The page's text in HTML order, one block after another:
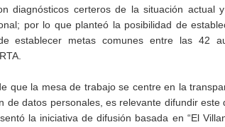
diagnósticos certeros de la situación
por lo que planteó la posibilidad de
establecer metas comunes entre las 42
que la mesa de trabajo se centre en la
de datos personales, es relevante difundir
la iniciativa de difusión basada en “El